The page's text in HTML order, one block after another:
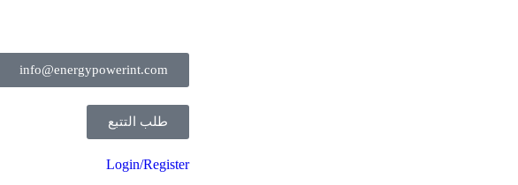
info@energypowerint.com
طلب التتبع
Login/Register